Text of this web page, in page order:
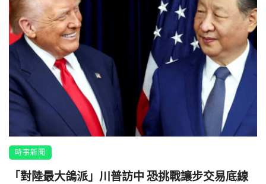
時事新聞
「對陸最大鴿派」川普訪中 恐挑戰讓步交易底線